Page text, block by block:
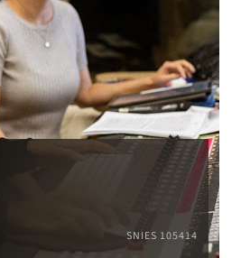
SNIES 105414